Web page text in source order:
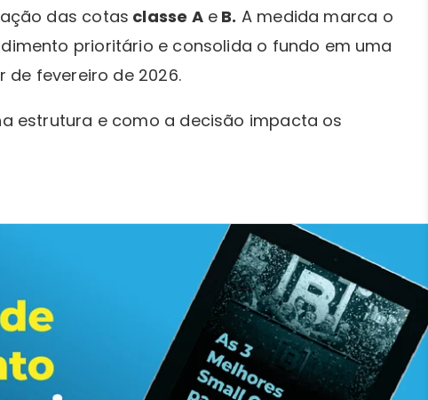
das cotas classe Ae B. A medida marca o
prioritário e consolida o fundo em uma
fevereiro de 2026.
estrutura e como a decisão impacta os